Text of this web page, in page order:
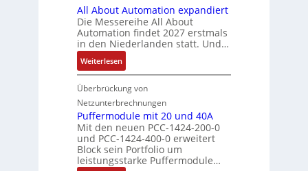
ä
g
t
d
u
r
d
a
s
A
o
r
s
t
a
d
d
e
s
V
D
s
e
b
e
s
t
ä
t
i
g
e
n
J
r
k
e
t
n
e
i
t
e
r
S
t
r
u
k
u
r
i
s
2
0
3
6
f
e
h
l
e
n
4
All About Automation expandiert
Die Messereihe All About
Automation findet 2027 erstmals
in den Niederlanden statt. Und…
Weiterlesen:
A
l
A
b
o
u
t
Überbrückung von
Netzunterbrechnungen
Puffermodule mit 20 und 40A
Mit den neuen PCC-1424-200-0
und PCC-1424-400-0 erweitert
Block sein Portfolio um
leistungsstarke Puffermodule…